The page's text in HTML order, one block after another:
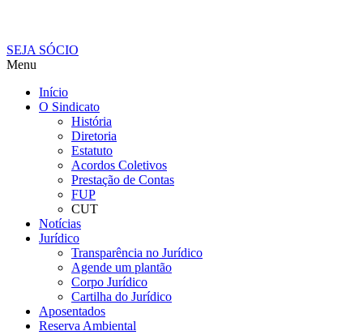
SEJA SÓCIO
Menu
Início
O Sindicato
História
Diretoria
Estatuto
Acordos Coletivos
Prestação de Contas
FUP
CUT
Notícias
Jurídico
Transparência no Jurídico
Agende um plantão
Corpo Jurídico
Cartilha do Jurídico
Aposentados
Reserva Ambiental